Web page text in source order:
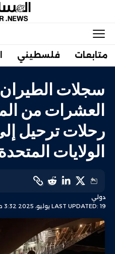
متابعات فلسطيني
سجلات
العشرات من
رحلات ترحيل
الولايات
LAST UPDATED: 19 يوليو، 2025 3:32 ص
دولي